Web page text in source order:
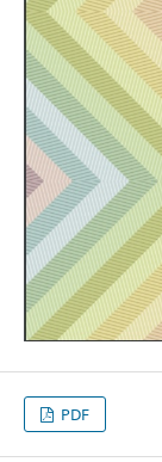
PDF